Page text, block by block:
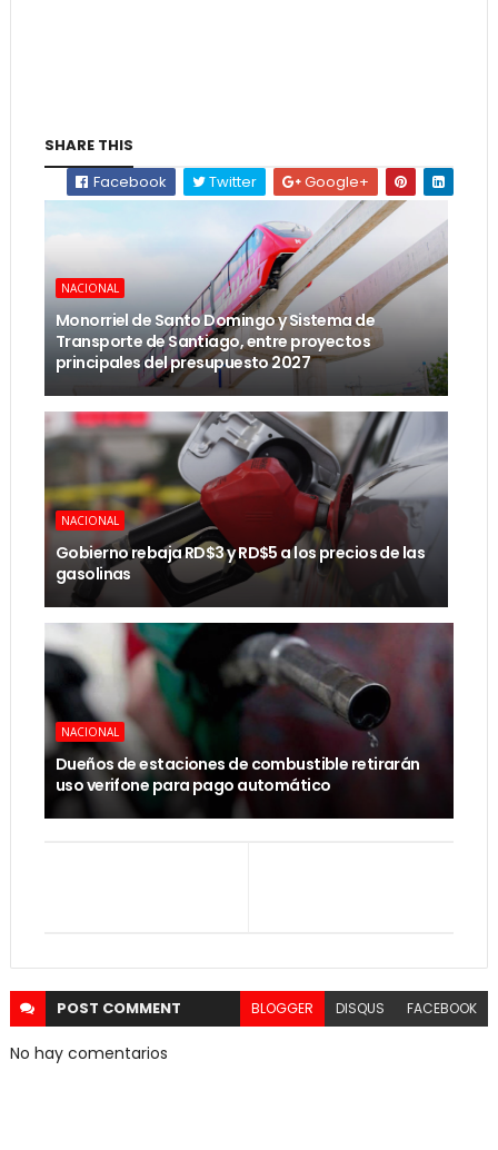
SHARE THIS
Facebook
Twitter Google+
NACIONAL
Monorriel de Santo Domingo y Sistema de
Transporte de Santiago, entre proyectos
principales del presupuesto 2027
NACIONAL
Gobierno rebaja RD$3 y RD$5 a los precios de las
gasolinas
NACIONAL
Dueños de estaciones de combustible retirarán
uso verifone para pago automático
POST COMMENT BLOGGER DISQUS FACEBOOK
No hay comentarios